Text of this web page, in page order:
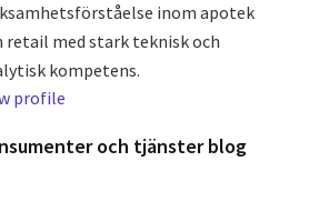
inom apotek
retail med stark teknisk och
kompetens.
profile
och tjänster blog